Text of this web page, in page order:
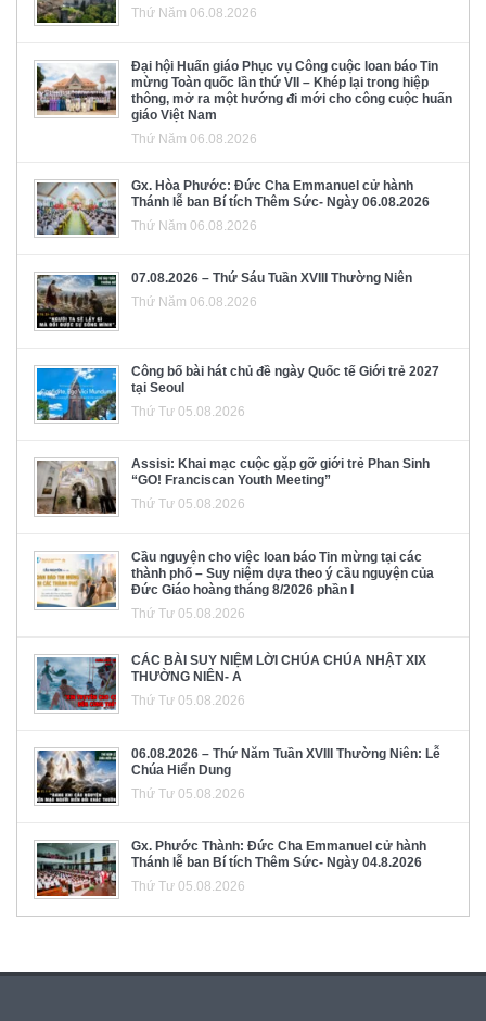
Thứ Năm 06.08.2026
Đại hội Huấn giáo Phục vụ Công cuộc loan báo Tin
mừng Toàn quốc lần thứ VII – Khép lại trong hiệp
thông, mở ra một hướng đi mới cho công cuộc huấn
giáo Việt Nam
Thứ Năm 06.08.2026
Gx. Hòa Phước: Đức Cha Emmanuel cử hành
Thánh lễ ban Bí tích Thêm Sức- Ngày 06.08.2026
Thứ Năm 06.08.2026
07.08.2026 – Thứ Sáu Tuần XVIII Thường Niên
Thứ Năm 06.08.2026
Công bố bài hát chủ đề ngày Quốc tế Giới trẻ 2027
tại Seoul
Thứ Tư 05.08.2026
Assisi: Khai mạc cuộc gặp gỡ giới trẻ Phan Sinh
“GO! Franciscan Youth Meeting”
Thứ Tư 05.08.2026
Cầu nguyện cho việc loan báo Tin mừng tại các
thành phố – Suy niệm dựa theo ý cầu nguyện của
Đức Giáo hoàng tháng 8/2026 phần I
Thứ Tư 05.08.2026
CÁC BÀI SUY NIỆM LỜI CHÚA CHÚA NHẬT XIX
THƯỜNG NIÊN- A
Thứ Tư 05.08.2026
06.08.2026 – Thứ Năm Tuần XVIII Thường Niên: Lễ
Chúa Hiển Dung
Thứ Tư 05.08.2026
Gx. Phước Thành: Đức Cha Emmanuel cử hành
Thánh lễ ban Bí tích Thêm Sức- Ngày 04.8.2026
Thứ Tư 05.08.2026